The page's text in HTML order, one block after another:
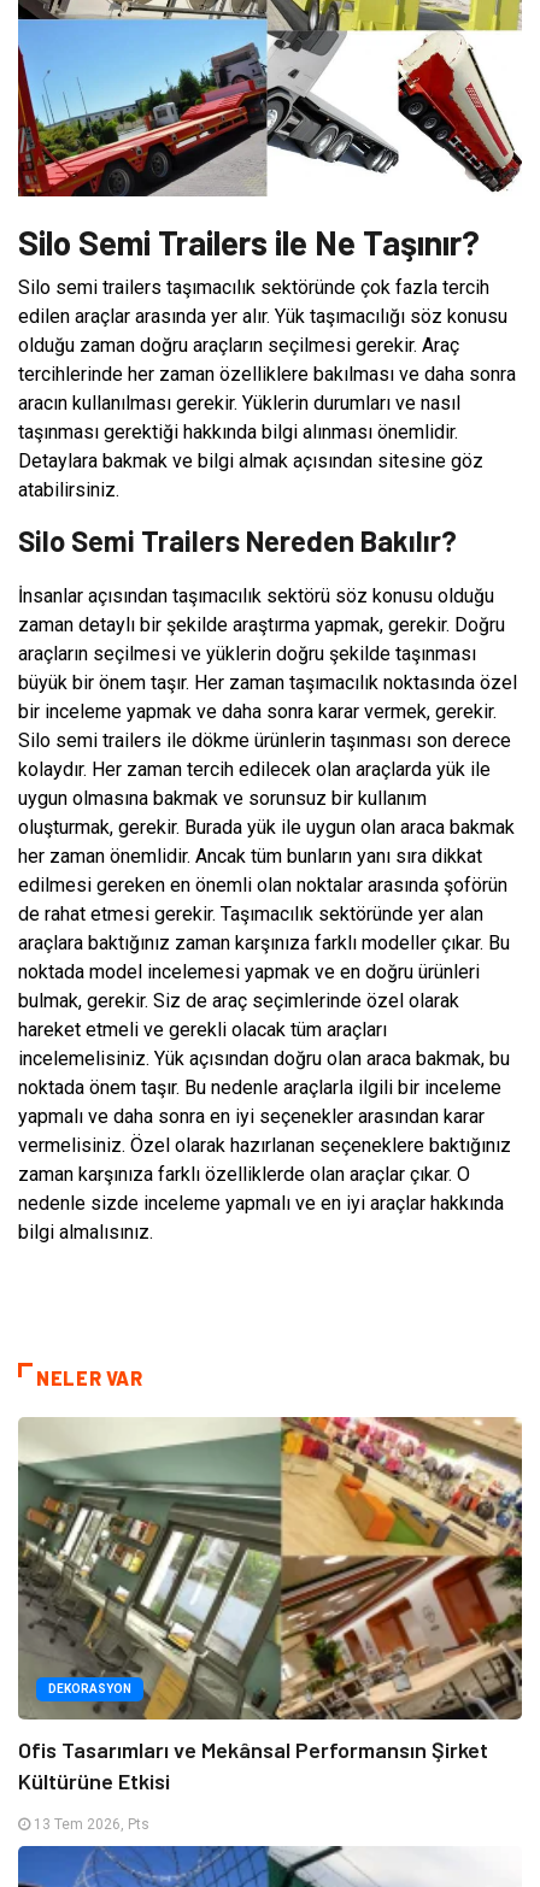
Silo Semi Trailers ile Ne Taşınır?
Silo semi trailers taşımacılık sektöründe çok fazla tercih
edilen araçlar arasında yer alır. Yük taşımacılığı söz konusu
olduğu zaman doğru araçların seçilmesi gerekir. Araç
tercihlerinde her zaman özelliklere bakılması ve daha sonra
aracın kullanılması gerekir. Yüklerin durumları ve nasıl
taşınması gerektiği hakkında bilgi alınması önemlidir.
Detaylara bakmak ve bilgi almak açısından sitesine göz
atabilirsiniz.
Silo Semi Trailers Nereden Bakılır?
İnsanlar açısından taşımacılık sektörü söz konusu olduğu
zaman detaylı bir şekilde araştırma yapmak, gerekir. Doğru
araçların seçilmesi ve yüklerin doğru şekilde taşınması
büyük bir önem taşır. Her zaman taşımacılık noktasında özel
bir inceleme yapmak ve daha sonra karar vermek, gerekir.
Silo semi trailers ile dökme ürünlerin taşınması son derece
kolaydır. Her zaman tercih edilecek olan araçlarda yük ile
uygun olmasına bakmak ve sorunsuz bir kullanım
oluşturmak, gerekir. Burada yük ile uygun olan araca bakmak
her zaman önemlidir. Ancak tüm bunların yanı sıra dikkat
edilmesi gereken en önemli olan noktalar arasında şoförün
de rahat etmesi gerekir. Taşımacılık sektöründe yer alan
araçlara baktığınız zaman karşınıza farklı modeller çıkar. Bu
noktada model incelemesi yapmak ve en doğru ürünleri
bulmak, gerekir. Siz de araç seçimlerinde özel olarak
hareket etmeli ve gerekli olacak tüm araçları
incelemelisiniz. Yük açısından doğru olan araca bakmak, bu
noktada önem taşır. Bu nedenle araçlarla ilgili bir inceleme
yapmalı ve daha sonra en iyi seçenekler arasından karar
vermelisiniz. Özel olarak hazırlanan seçeneklere baktığınız
zaman karşınıza farklı özelliklerde olan araçlar çıkar. O
nedenle sizde inceleme yapmalı ve en iyi araçlar hakkında
bilgi almalısınız.
NELER VAR
DEKORASYON
Ofis Tasarımları ve Mekânsal Performansın Şirket
Kültürüne Etkisi
13 Tem 2026, Pts